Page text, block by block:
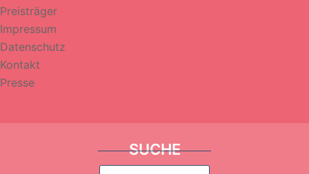
Preisträger
Impressum
Datenschutz
Kontakt
Presse
SUCHE
Suchen